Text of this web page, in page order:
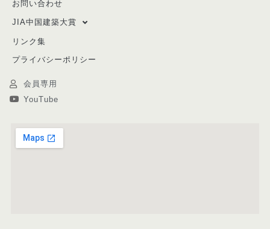
お問い合わせ
JIA中国建築大賞
リンク集
プライバシーポリシー
会員専用
YouTube